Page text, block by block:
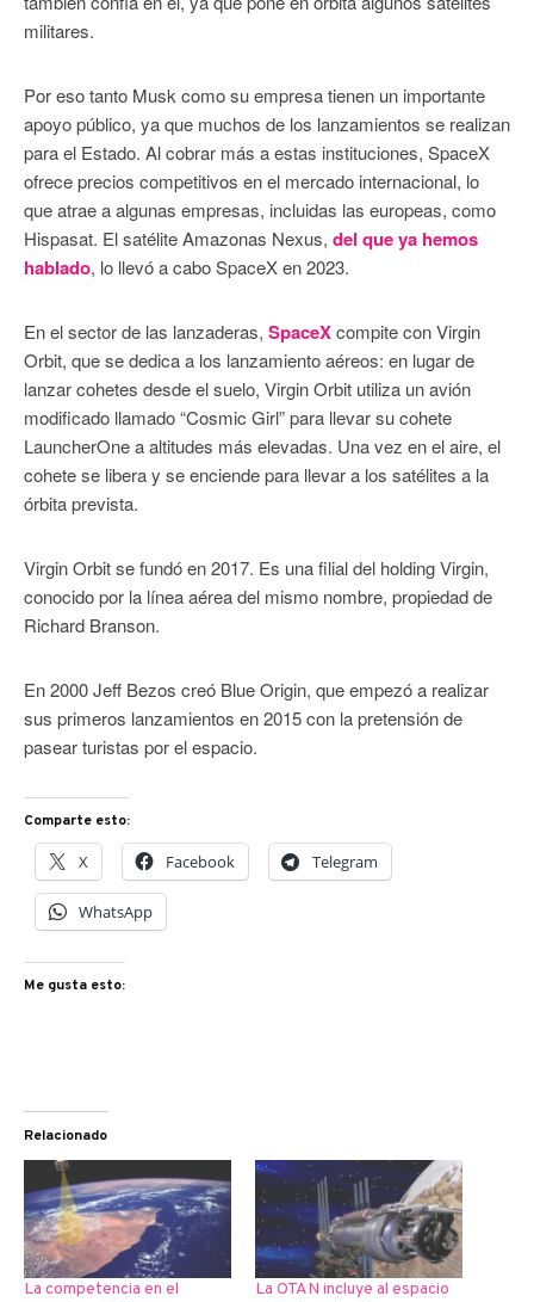
militares.
Por eso tanto Musk como su empresa tienen un importante
apoyo público, ya que muchos de los lanzamientos se realizan
para el Estado. Al cobrar más a estas instituciones, SpaceX
ofrece precios competitivos en el mercado internacional, lo
que atrae a algunas empresas, incluidas las europeas, como
Hispasat. El satélite Amazonas Nexus, del que ya hemos
hablado, lo llevó a cabo SpaceX en 2023.
En el sector de las lanzaderas, SpaceXcompite con Virgin
Orbit, que se dedica a los lanzamiento aéreos: en lugar de
lanzar cohetes desde el suelo, Virgin Orbit utiliza un avión
modificado llamado “Cosmic Girl” para llevar su cohete
LauncherOne a altitudes más elevadas. Una vez en el aire, el
cohete se libera y se enciende para llevar a los satélites a la
órbita prevista.
Virgin Orbit se fundó en 2017. Es una filial del holding Virgin,
conocido por la línea aérea del mismo nombre, propiedad de
Richard Branson.
En 2000 Jeff Bezos creó Blue Origin, que empezó a realizar
sus primeros lanzamientos en 2015 con la pretensión de
pasear turistas por el espacio.
Comparte esto:
X Facebook Telegram
WhatsApp
Me gusta esto:
Relacionado
La competencia en el
La OTAN incluye al espacio